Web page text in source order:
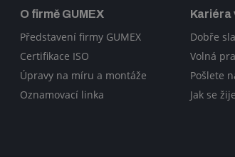
O firmě GUMEX
Představení firmy GUMEX
Certifikace ISO
Úpravy na míru a montáže
Oznamovací linka
Kariéra
Dobře
Volná
Pošlete
Jak se